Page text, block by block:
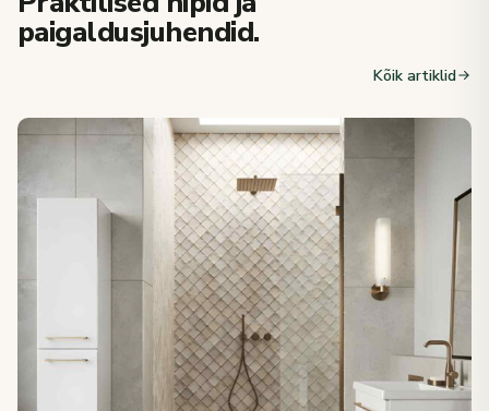
paigaldusjuhendid.
Kõik artiklid